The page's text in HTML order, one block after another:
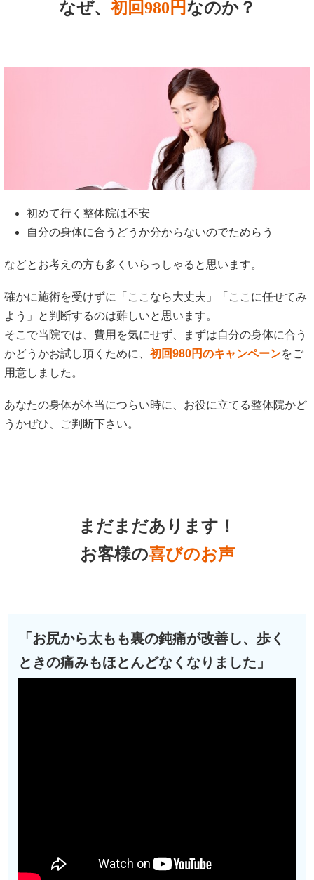
なぜ、 初回980円なのか？
初めて行く整体院は不安
自分の身体に合うどうか分からないのでためらう
などとお考えの方も多くいらっしゃると思います。
確かに施術を受けずに「ここなら大丈夫」「ここに任せてみ
よう」と判断するのは難しいと思います。
そこで当院では、費用を気にせず、まずは自分の身体に合う
かどうかお試し頂くために、 初回980円のキャンペーンをご
用意しました。
あなたの身体が本当につらい時に、お役に立てる整体院かど
うかぜひ、ご判断下さい。
まだまだあります！
お客様の喜びのお声
「お尻から太もも裏の鈍痛が改善し、歩く
ときの痛みもほとんどなくなりました」